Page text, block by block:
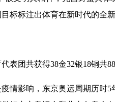
标标注出体育在新时代的全
团共获得38金32银18铜共
影响，东京奥运周期历时5